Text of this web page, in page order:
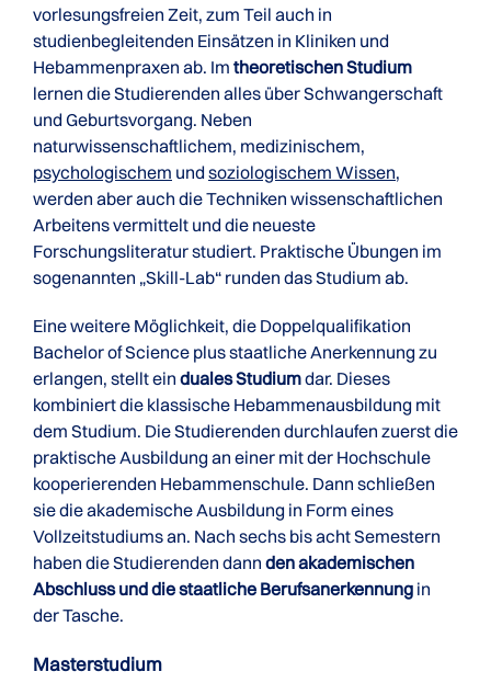
vorlesungsfreien Zeit, zum Teil auch in
studienbegleitenden Einsätzen in Kliniken und
Hebammenpraxen ab. Im theoretischen Studium
lernen die Studierenden alles über Schwangerschaft
und Geburtsvorgang. Neben
naturwissenschaftlichem, medizinischem,
psychologischem und soziologischem Wissen,
werden aber auch die Techniken wissenschaftlichen
Arbeitens vermittelt und die neueste
Forschungsliteratur studiert. Praktische Übungen im
sogenannten „Skill-Lab“ runden das Studium ab.
Eine weitere Möglichkeit, die Doppelqualifikation
Bachelor of Science plus staatliche Anerkennung zu
erlangen, stellt ein duales Studiumdar. Dieses
kombiniert die klassische Hebammenausbildung mit
dem Studium. Die Studierenden durchlaufen zuerst die
praktische Ausbildung an einer mit der Hochschule
kooperierenden Hebammenschule. Dann schließen
sie die akademische Ausbildung in Form eines
Vollzeitstudiums an. Nach sechs bis acht Semestern
haben die Studierenden dann den akademischen
Abschluss und die staatliche Berufsanerkennung in
der Tasche.
Masterstudium